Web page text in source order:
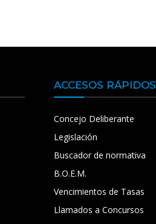
ACCESOS RÁPIDOS
Concejo Deliberante
Legislación
Buscador de normativa
B.O.E.M.
Vencimientos de Tasas
Llamados a Concursos